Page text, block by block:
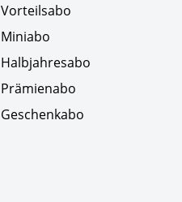
Vorteilsabo
Miniabo
Halbjahresabo
Prämienabo
Geschenkabo